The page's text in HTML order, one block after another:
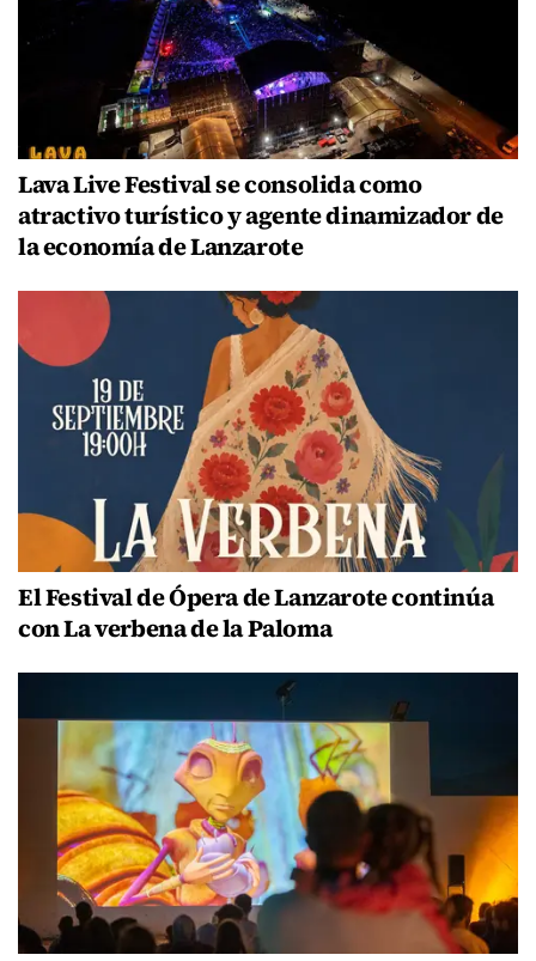
Lava Live Festival se consolida como
atractivo turístico y agente dinamizador de
la economía de Lanzarote
El Festival de Ópera de Lanzarote continúa
con La verbena de la Paloma